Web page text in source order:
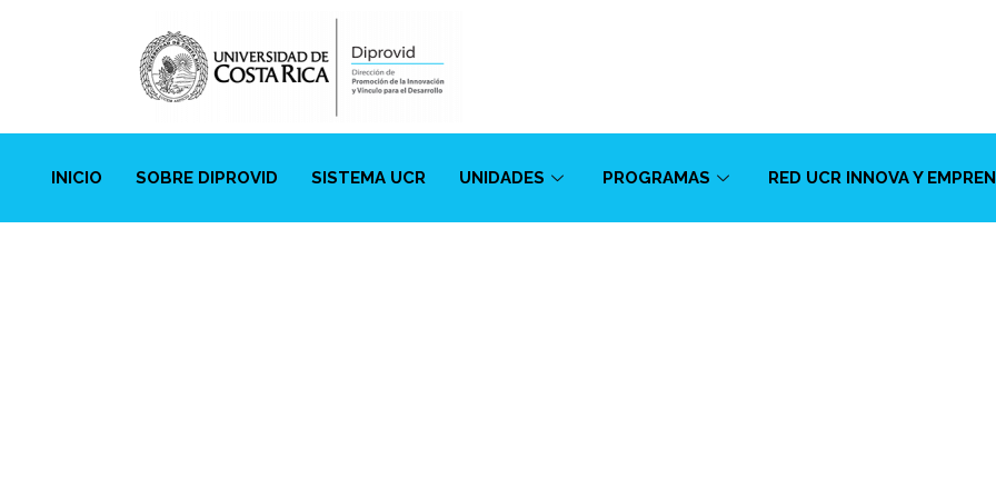
INICIO SOBRE DIPROVID SISTEMA UCR UNIDADES PROGRAMAS RED UCR INNOVA Y